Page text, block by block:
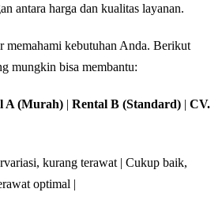
antara harga dan kualitas layanan.
memahami kebutuhan Anda. Berikut
mungkin bisa membantu:
A (Murah) | Rental B (Standard) | CV.
kurang terawat | Cukup baik,
optimal |